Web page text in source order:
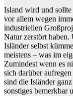
Island wird und
vor allem wegen
industriellen
Natur zerstört
Isländer selbst
meistens – was im
Zumindest wenn es
sich darüber
sind die Isländer
sonstiges bemerkbar